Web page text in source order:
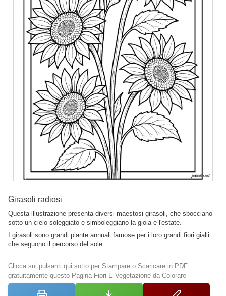
Girasoli radiosi
Questa illustrazione presenta diversi maestosi girasoli, che sbocciano
sotto un cielo soleggiato e simboleggiano la gioia e l'estate.
I girasoli sono grandi piante annuali famose per i loro grandi fiori gialli
che seguono il percorso del sole.
Clicca sui pulsanti qui sotto per Stampare o Scaricare in PDF
gratuitamente questo Pagina Fiori E Vegetazione da Colorare